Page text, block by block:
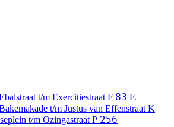
t/m Exercitiestraat F 83 F.
t/m Justus van Effenstraat K
t/m Ozingastraat P 256